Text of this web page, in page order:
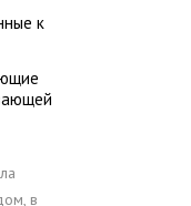
к
в